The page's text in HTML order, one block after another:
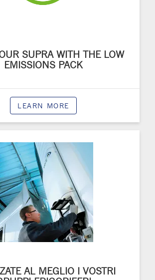
SUPRA WITH THE LOW
EMISSIONS PACK
LEARN MORE
AL MEGLIO I VOSTRI